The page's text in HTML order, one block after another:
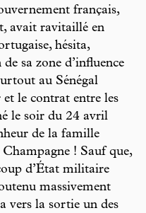
français,
avait ravitaillé en
hésita,
sa zone d’influence
au Sénégal
le contrat entre les
le soir du 24 avril
de la famille
! Sauf que,
d’État militaire
massivement
vers la sortie un des